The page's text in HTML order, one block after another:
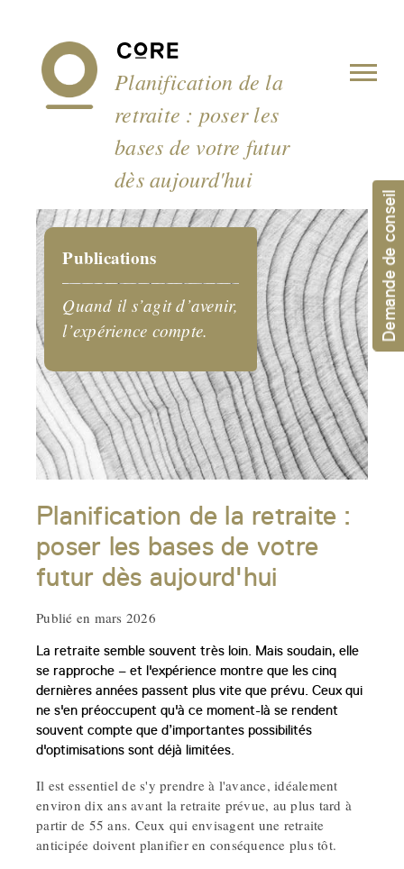
Planification de la
retraite : poser les
bases de votre futur
dès aujourd'hui
Publications
Quand il s’agit d’avenir,
l’expérience compte.
Planification de la retraite :
poser les bases de votre
futur dès aujourd'hui
Publié en mars 2026
La retraite semble souvent très loin. Mais soudain, elle
se rapproche – et l'expérience montre que les cinq
dernières années passent plus vite que prévu. Ceux qui
ne s'en préoccupent qu'à ce moment-là se rendent
souvent compte que d’importantes possibilités
d'optimisations sont déjà limitées.
Il est essentiel de s'y prendre à l'avance, idéalement
environ dix ans avant la retraite prévue, au plus tard à
partir de 55 ans. Ceux qui envisagent une retraite
anticipée doivent planifier en conséquence plus tôt.
Demande de conseil